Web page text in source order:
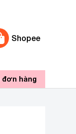
Shopee
đơn hàng